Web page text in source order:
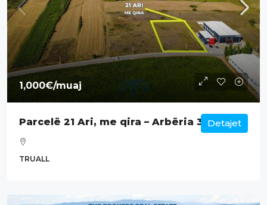
1,000€/muaj
Parcelë 21 Ari, me qira – Arbëria 3.
TRUALL
Detajet